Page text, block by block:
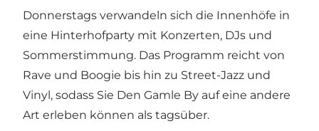
Donnerstags verwandeln sich die Innenhöfe in
eine Hinterhofparty mit Konzerten, DJs und
Sommerstimmung. Das Programm reicht von
Rave und Boogie bis hin zu Street-Jazz und
Vinyl, sodass Sie Den Gamle By auf eine andere
Art erleben können als tagsüber.